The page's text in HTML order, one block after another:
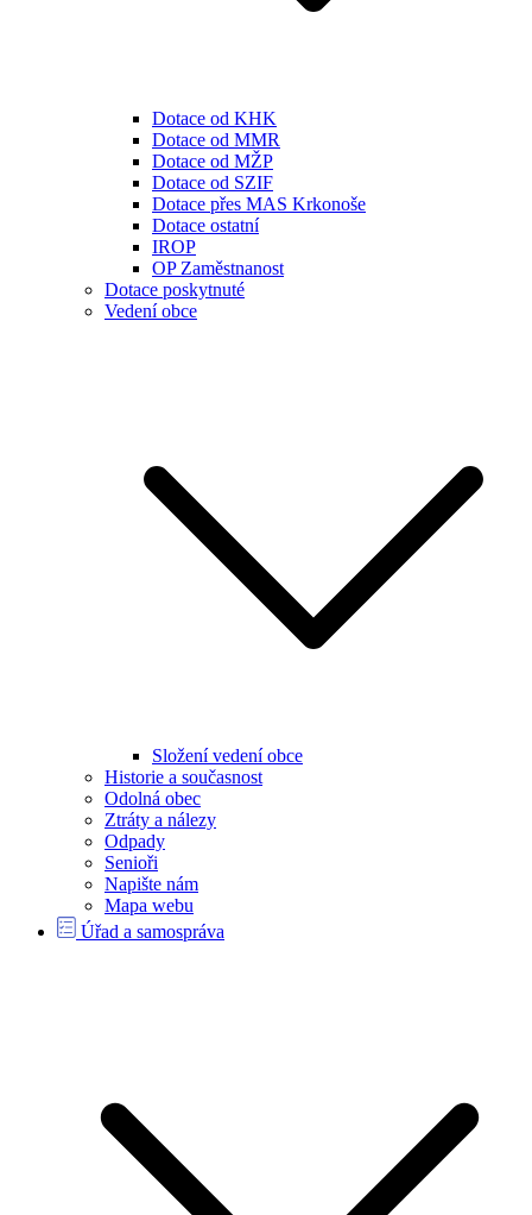
Dotace od KHK
Dotace od MMR
Dotace od MŽP
Dotace od SZIF
Dotace přes MAS Krkonoše
Dotace ostatní
IROP
OP Zaměstnanost
Dotace poskytnuté
Vedení obce
Složení vedení obce
Historie a současnost
Odolná obec
Ztráty a nálezy
Odpady
Senioři
Napište nám
Mapa webu
Úřad a samospráva